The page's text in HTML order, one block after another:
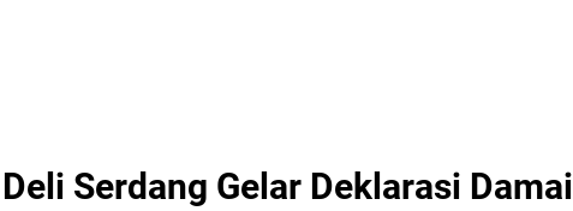
Serdang Gelar Deklarasi Damai